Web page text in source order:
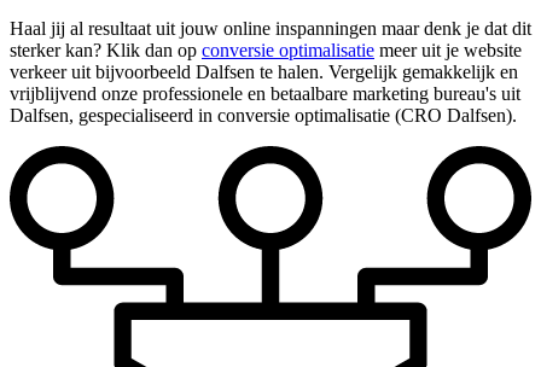
Haal jij al resultaat uit jouw online inspanningen maar denk je dat dit
sterker kan? Klik dan op conversie optimalisatie meer uit je website
verkeer uit bijvoorbeeld Dalfsen te halen. Vergelijk gemakkelijk en
vrijblijvend onze professionele en betaalbare marketing bureau's uit
Dalfsen, gespecialiseerd in conversie optimalisatie (CRO Dalfsen).